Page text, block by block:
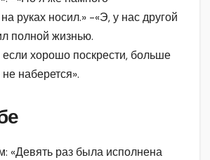
руках носил.» -«Э, у нас другой
полной жизнью.
хорошо поскрести, больше
наберется».
«Девять раз была исполнена